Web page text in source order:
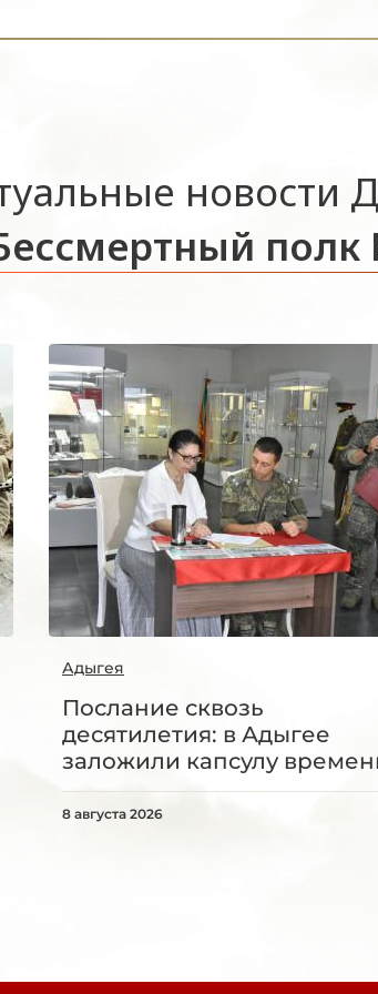
новости
полк
Адыгея
Послание сквозь
десятилетия: в Адыгее
заложили капсулу
8 августа 2026